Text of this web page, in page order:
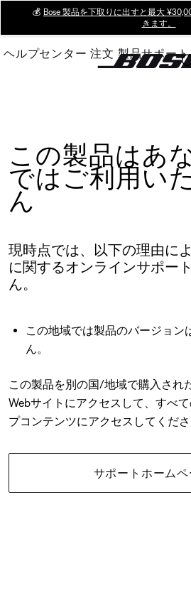
Main
💰 Bose 製品を下取りに出すと最大
きます。
ヘルプセンター 注文 製品サポート
この製品はあ
ではご利用い
ん
現時点では、以下の理由に
に関するオンラインサポー
ん。
この地域では製品のバージョン
ん。
この製品を別の国/地域で購入され
Webサイトにアクセスして、すべ
プコンテンツにアクセスしてくださ
サポートホーム